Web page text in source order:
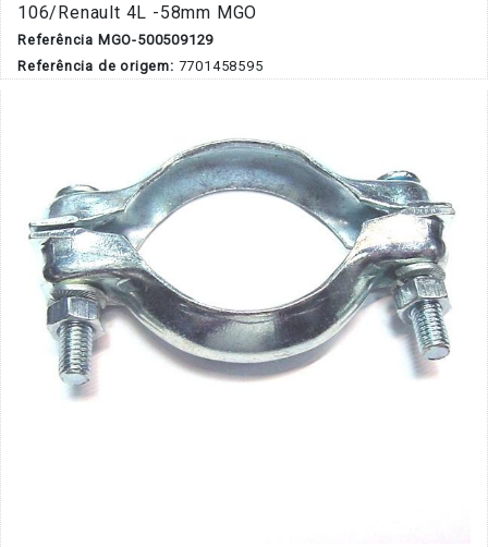
106/Renault 4L -58mm MGO
Referência MGO-500509129
Referência de origem: 7701458595